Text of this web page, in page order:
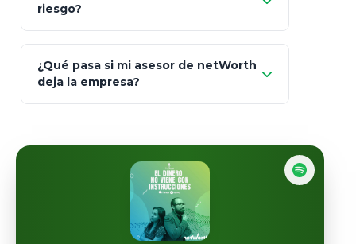
Fintual
Principal
Art.
93
totalmente
libres de impuestos
riesgo?
¿Qué pasa si mi asesor de netWorth
deja la empresa?
automáticamente